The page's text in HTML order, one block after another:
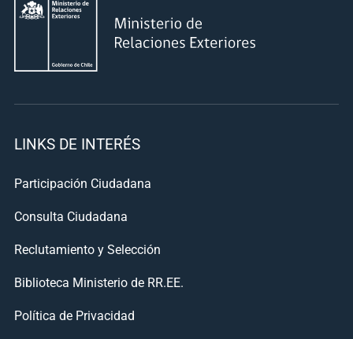
LINKS DE INTERÉS
Participación Ciudadana
Consulta Ciudadana
Reclutamiento y Selección
Biblioteca Ministerio de RR.EE.
Política de Privacidad